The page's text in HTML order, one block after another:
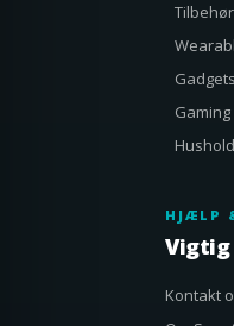
Tilbehør
Gadgets
Gaming
HJÆLP
Kontakt